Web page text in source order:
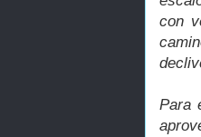
con
Para